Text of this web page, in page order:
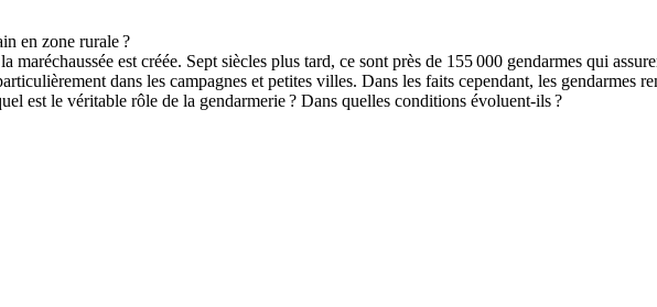
maréchaussée est créée. Sept siècles plus tard, ce sont près de 155 000 gendarmes qui
dans les campagnes et petites villes. Dans les faits cependant, les gendarmes
est le véritable rôle de la gendarmerie ? Dans quelles conditions évoluent-ils ?